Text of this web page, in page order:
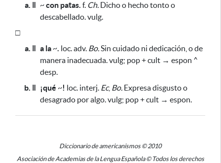
a. ǁ ~con patas. f. Ch. Dicho o hecho tonto o
descabellado. vulg.
□
a. ǁ a la ~. loc. adv. Bo.Sin cuidado ni dedicación, o de
manera inadecuada. vulg; pop + cult → espon ^
desp.
b. ǁ ¡qué ~! loc. interj. Ec, Bo. Expresa disgusto o
desagrado por algo. vulg; pop + cult → espon.
Diccionario de americanismos © 2010
Asociación de Academias de la Lengua Española © Todos los derechos